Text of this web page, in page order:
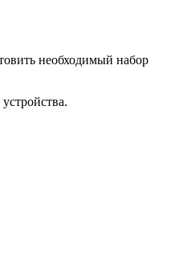
необходимый набор